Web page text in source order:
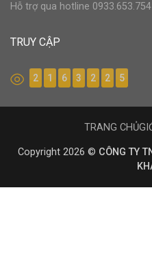
Hỗ trợ qua hotline 0933.653.754
TRUY CẬP
2 1 6 3 2 2 5
Copyright 2026 © CÔNG TY
TRANG CHỦ